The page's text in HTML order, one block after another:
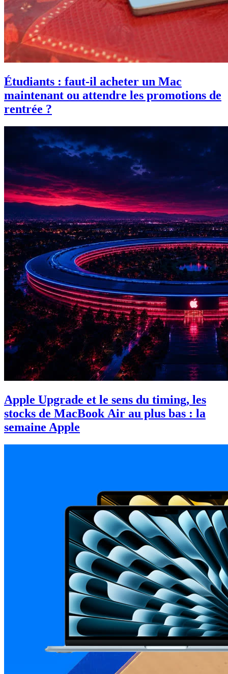
Étudiants : faut-il acheter un Mac
maintenant ou attendre les promotions de
rentrée ?
Apple Upgrade et le sens du timing, les
stocks de MacBook Air au plus bas : la
semaine Apple